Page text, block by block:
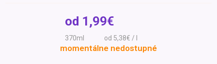
Darčekové
Recepty
od 1,99€
370ml od 5,38€ / l
momentálne nedostupné